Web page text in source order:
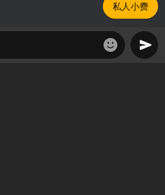
私人小费